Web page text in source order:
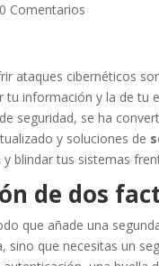
0 Comentarios
ataques cibernéticos
información y la de tu
seguridad, se ha
y soluciones de
y blindar tus sistemas
de dos
que añade una
que necesitas un